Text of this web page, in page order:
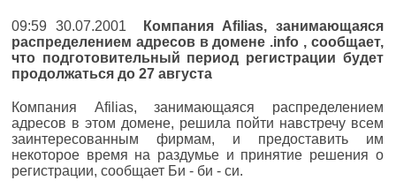
09:59 30.07.2001
Компания Afilias, занимающаяся
распределением адресов в домене .info , сообщает,
что подготовительный период регистрации будет
продолжаться до 27 августа
Компания Afilias, занимающаяся распределением
адресов в этом домене, решила пойти навстречу всем
заинтересованным фирмам, и предоставить им
некоторое время на раздумье и принятие решения о
регистрации, сообщает Би - би - си.